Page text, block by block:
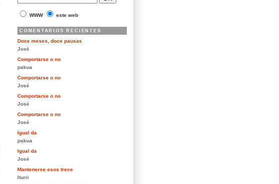
WWW este web
COMENTARIOS RECIENTES
Doce meses, doce pausas
José
Comportarse o no
pakua
Comportarse o no
José
Comportarse o no
José
Comportarse o no
José
Igual da
pakua
Igual da
José
Mantenerse esos trece
Iturri